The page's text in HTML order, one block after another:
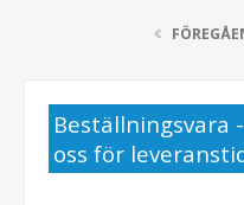
Beställningsvara
oss för